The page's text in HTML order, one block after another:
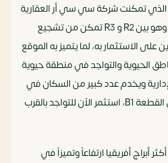
الذي تمكنت شركة سي سي أر العقارية
من اختياره للمشروع وهو بين R2 و R3 تمكن من تشجيع
على الاستثمار به، لما يتميز به الموقع
الحيوية والتواجد في منطقة حيوية
ويخدم عدد كبير من السكان في
منطقة MU-23 في القطعة B1، استثمر الآن للتواجد بالقرب
أبراج أفريقيا ارتفاعاً وتميزاً في